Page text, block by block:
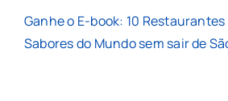
Ganhe o E-book: 10
Sabores do Mundo sem sair de